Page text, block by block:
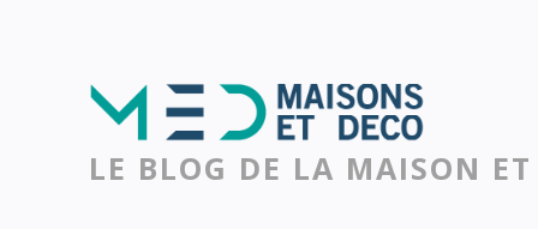
LE BLOG DE LA MAISON